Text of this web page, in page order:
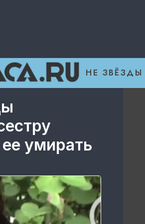
НЕ ЗВЁЗДЫ
умирать